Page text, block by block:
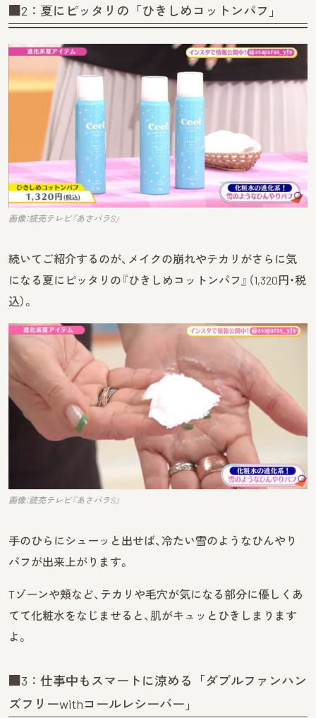
■2：夏にピッタリの「ひきしめコットンパフ」
画像：読売テレビ『あさパラS』
続いてご紹介するのが、メイクの崩れやテカリがさらに気
になる夏にピッタリの『ひきしめコットンパフ』（1,320円・税
込）。
画像：読売テレビ『あさパラS』
手のひらにシューッと出せば、冷たい雪のようなひんやり
パフが出来上がります。
Tゾーンや頬など、テカリや毛穴が気になる部分に優しくあ
てて化粧水をなじませると、肌がキュッとひきしまります
よ。
■3：仕事中もスマートに涼める「ダブルファンハン
ズフリーwithコールレシーバー」